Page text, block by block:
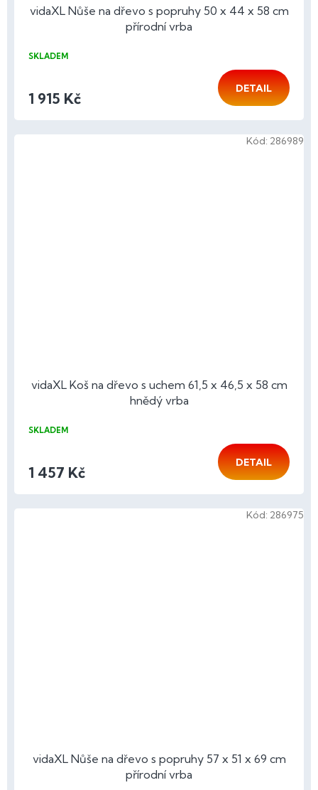
vidaXL Nůše na dřevo s popruhy 50 x 44 x 58 cm
přírodní vrba
SKLADEM
1 915 Kč
DETAIL
vidaXL Koš na dřevo s uchem 61,5 x 46,5 x 58 cm
hnědý vrba
SKLADEM
1 457 Kč
DETAIL
Kód: 286989
vidaXL Nůše na dřevo s popruhy 57 x 51 x 69 cm
přírodní vrba
Kód: 286975